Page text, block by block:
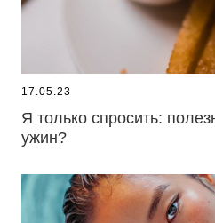
17.05.23
Я только спросить:
ужин?